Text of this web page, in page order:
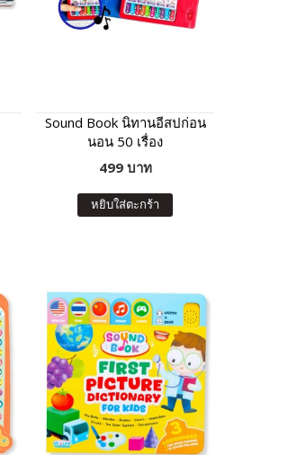
Sound Book นิทานอีสปก่อน
นอน 50 เรื่อง
499 บาท
หยิบใส่ตะกร้า